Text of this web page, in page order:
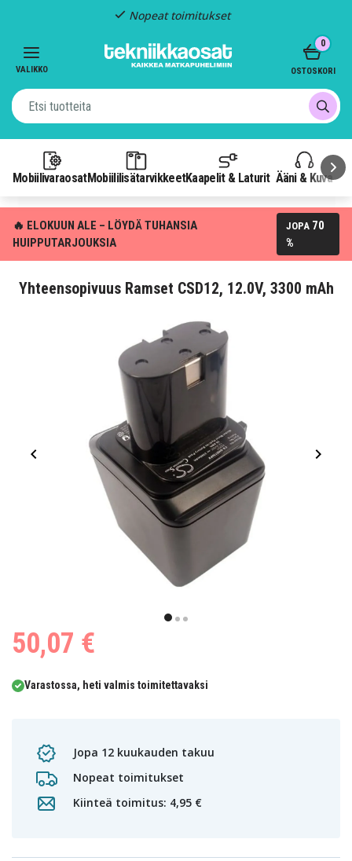
Nopeat toimitukset
VALIKKO
MobiilivaraosatMobiililisätarvikkeetKaapelit & Laturit Ääni & Kuva
0
OSTOSKORI
🔥 ELOKUUN ALE – LÖYDÄ TUHANSIA
HUIPPUTARJOUKSIA
JOPA 70
%
Yhteensopivuus Ramset CSD12, 12.0V, 3300 mAh
item
of
3
50,07 €
Varastossa, heti valmis toimitettavaksi
Jopa 12 kuukauden takuu
Nopeat toimitukset
Kiinteä toimitus: 4,95 €